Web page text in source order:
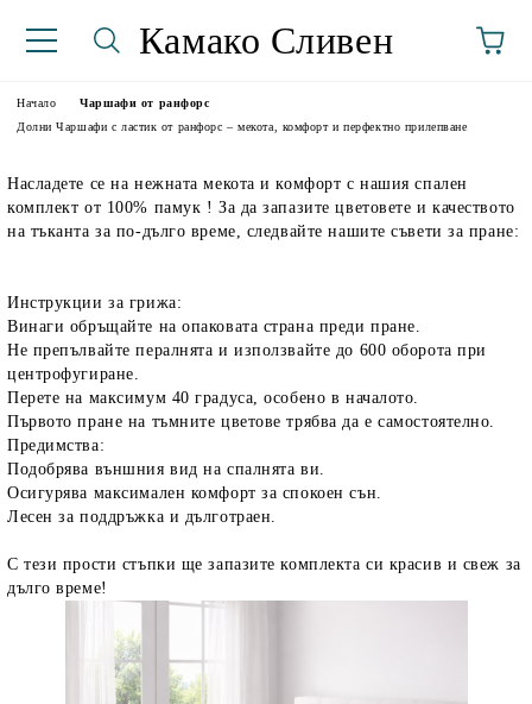
Камако Сливен
Начало
Чаршафи от ранфорс
Долни Чаршафи с ластик от ранфорс – мекота, комфорт и перфектно прилепване
Насладете се на нежната мекота и комфорт с нашия спален
комплект от 100% памук ! За да запазите цветовете и качеството
на тъканта за по-дълго време, следвайте нашите съвети за пране:
Инструкции за грижа:
Винаги обръщайте на опаковата страна преди пране.
Не препълвайте пералнята и използвайте до 600 оборота при
центрофугиране.
Перете на максимум 40 градуса, особено в началото.
Първото пране на тъмните цветове трябва да е самостоятелно.
Предимства:
Подобрява външния вид на спалнята ви.
Осигурява максимален комфорт за спокоен сън.
Лесен за поддръжка и дълготраен.
С тези прости стъпки ще запазите комплекта си красив и свеж за
дълго време!